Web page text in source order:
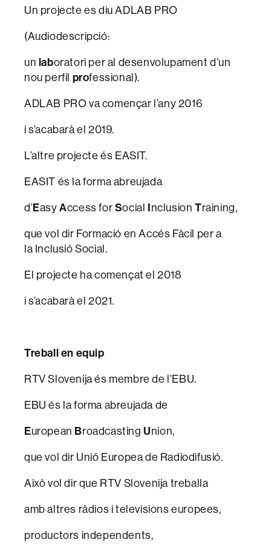
Un projecte es diu ADLAB PRO
(Audiodescripció:
un laboratori per al desenvolupament d’un
nou perfil professional).
ADLAB PRO va començar l’any 2016
i s’acabarà el 2019.
L’altre projecte és EASIT.
EASIT és la forma abreujada
d’EasyAccess forSocial InclusionTraining,
que vol dir Formació en Accés Fàcil per a
la Inclusió Social.
El projecte ha començat el 2018
i s’acabarà el 2021.
Treball en equip
RTV Slovenija és membre de l’EBU.
EBU és la forma abreujada de
European BroadcastingUnion,
que vol dir Unió Europea de Radiodifusió.
Això vol dir que RTV Slovenija treballa
amb altres ràdios i televisions europees,
productors independents,